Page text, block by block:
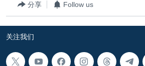
埃博拉疫情
美国之音专访
重要讲话与声明
关注我们
分享 Follow us
关注我们